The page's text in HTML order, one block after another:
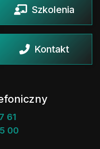
Szkolenia
Kontakt
61
00